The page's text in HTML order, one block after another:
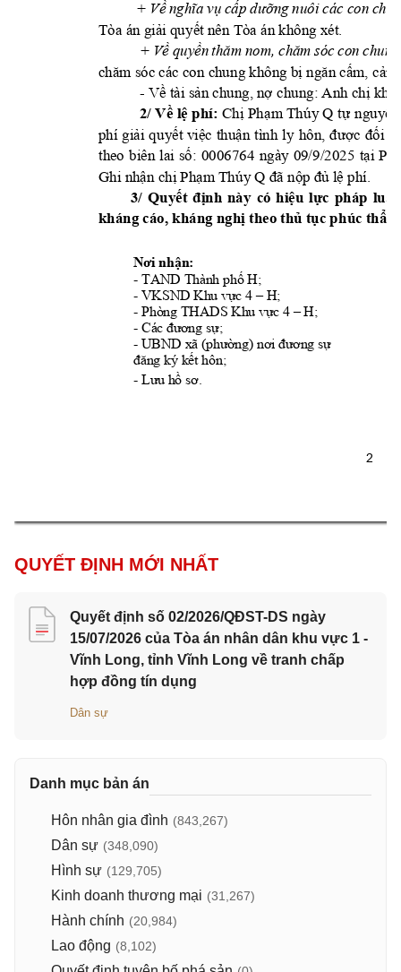
2
+ Về nghĩa vụ cấp dưỡng nuôi các con
Tòa án giải quyết nên Tòa án không xét.
+ Về quyền thăm nom, chăm sóc con
chăm sóc các con chung không bị ngăn cấm, cản
- Về tài sản chung, nợ chung: Anh chị
2/ Về lệ phí: Chị Phạm Thúy Q tự nguyệ
phí giải quyết việc thuận tình ly hôn, được đối
theo biên lai số: 0006764 ngày 09/9/2025 tại
Ghi nhận chị Phạm Thúy Q đã nộp đủ lệ phí.
3/ Quyết định này có hiệu lực pháp
kháng cáo, kháng nghị theo thủ tục phúc
Nơi nhận:
- TAND Thành phố H;
- VKSND Khu vực 4 – H;
- Phòng THADS Khu vực 4 – H;
- Các đương sự;
- UBND xã (phường) nơi đương sự
đăng ký kết hôn;
- Lưu hồ sơ.
QUYẾT ĐỊNH MỚI NHẤT
Quyết định số 02/2026/QĐST-DS ngày
15/07/2026 của Tòa án nhân dân khu vực 1 -
Vĩnh Long, tỉnh Vĩnh Long về tranh chấp
hợp đồng tín dụng
Dân sự
Danh mục bản án
Hôn nhân gia đình (843,267)
Dân sự (348,090)
Hình sự (129,705)
Kinh doanh thương mại (31,267)
Hành chính (20,984)
Lao động (8,102)